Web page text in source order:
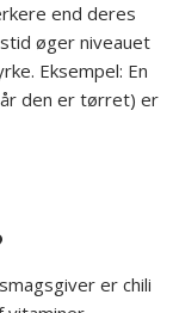
end deres
øger niveauet
Eksempel: En
den er tørret) er
er chili